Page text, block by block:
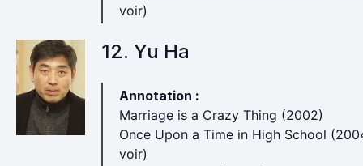
voir)
12. Yu Ha
Annotation :
Marriage is a Crazy Thing (2002)
Once Upon a Time in High School
voir)